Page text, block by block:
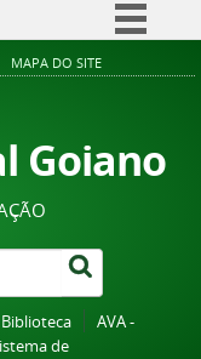
Simplifique!
à informação
Legislação
Canais
MAPA DO SITE
Goiano
Biblioteca
AVA -
de